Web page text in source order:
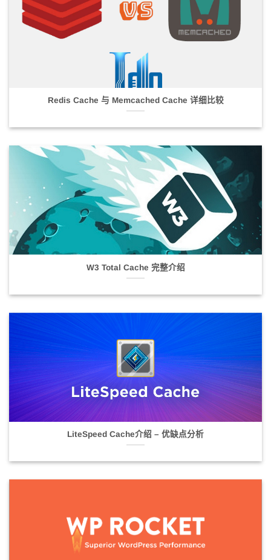
Redis Cache 与 Memcached Cache 详细比较
W3 Total Cache 完整介绍
LiteSpeed Cache介绍 – 优缺点分析